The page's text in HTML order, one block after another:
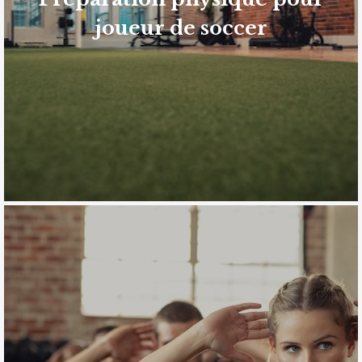
joueur de soccer
Préparation physique pour
joueur de soccer
Pour obtenir de meilleures performances prenez un
EN SAVOIR PLUS